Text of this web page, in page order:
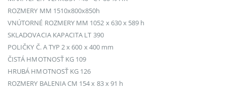
ROZMERY MM 1510x800x850h
VNÚTORNÉ ROZMERY MM 1052 x 630 x 589 h
SKLADOVACIA KAPACITA LT 390
POLIČKY Č. A TYP 2 x 600 x 400 mm
ČISTÁ HMOTNOSŤ KG 109
HRUBÁ HMOTNOSŤ KG 126
ROZMERY BALENIA CM 154 x 83 x 91 h